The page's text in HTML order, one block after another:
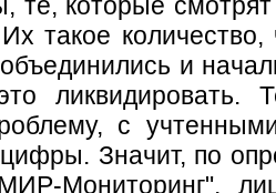
такое
и
ликвидировать.
с
Значит, по
Мониторинг",